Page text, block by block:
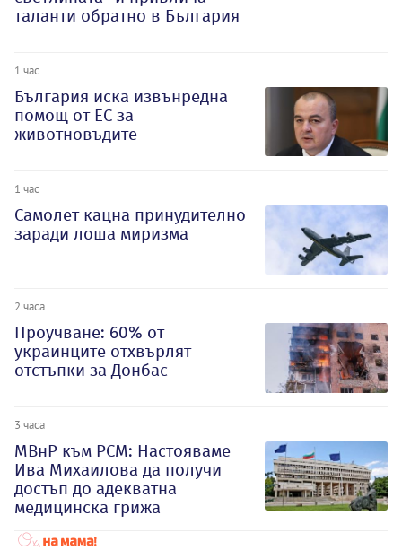
таланти обратно в България
1 час
България иска извънредна
помощ от ЕС за
животновъдите
1 час
Самолет кацна принудително
заради лоша миризма
2 часа
Проучване: 60% от
украинците отхвърлят
отстъпки за Донбас
3 часа
МВнР към РСМ: Настояваме
Ива Михаилова да получи
достъп до адекватна
медицинска грижа